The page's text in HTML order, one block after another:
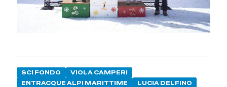
SCI FONDO
VIOLA CAMPERI
ENTRACQUE ALPI MARITTIME
LUCIA DELFINO